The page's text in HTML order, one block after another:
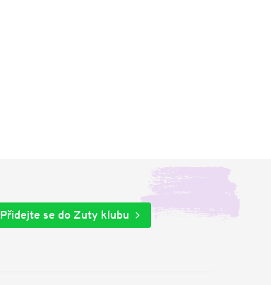
Přidejte se do Zuty klubu